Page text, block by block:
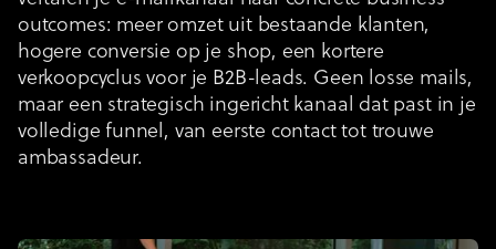
outcomes: meer omzet uit bestaande klanten,
hogere conversie op je shop, een kortere
verkoopcyclus voor je B2B-leads. Geen losse mails,
maar een strategisch ingericht kanaal dat past in je
volledige funnel, van eerste contact tot trouwe
ambassadeur.